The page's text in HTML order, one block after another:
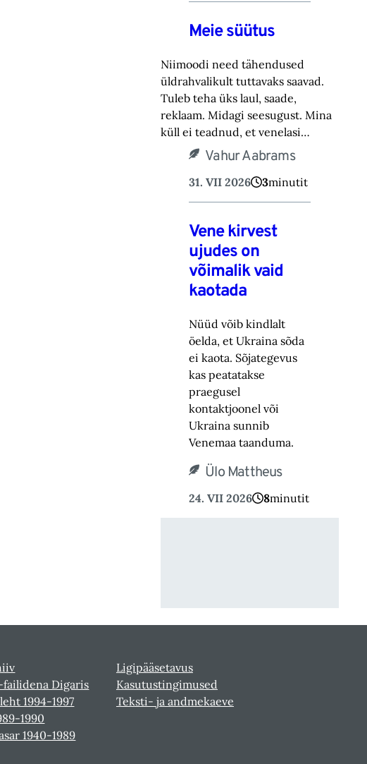
Meie süütus
Niimoodi need tähendused
üldrahvalikult tuttavaks saavad.
Tuleb teha üks laul, saade,
reklaam. Midagi seesugust. Mina
küll ei teadnud, et venelasi…
Vahur Aabrams
31. VII 2026 3minutit
Vene kirvest
ujudes on
võimalik vaid
kaotada
Nüüd võib kindlalt
öelda, et Ukraina sõda
ei kaota. Sõjategevus
kas peatatakse
praegusel
kontaktjoonel või
Ukraina sunnib
Venemaa taanduma.
Ülo Mattheus
24. VII 2026 8minutit
Digaris
1994-1997
1990
1940-1989
Ligipääsetavus
Kasutustingimused
Teksti- ja andmekaeve